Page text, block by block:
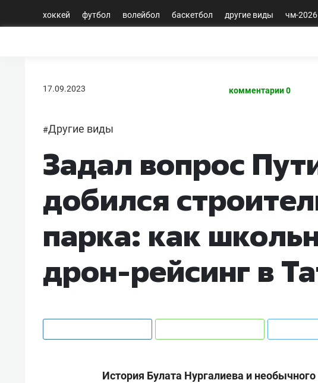
хоккей футбол волейбол баскетбол другие виды чм-2026
17.09.2023 комментарии 0
#Другие виды
Задал вопрос
добился
парка: как
дрон-рейсинг в
История Булата Нургалиева и необычного